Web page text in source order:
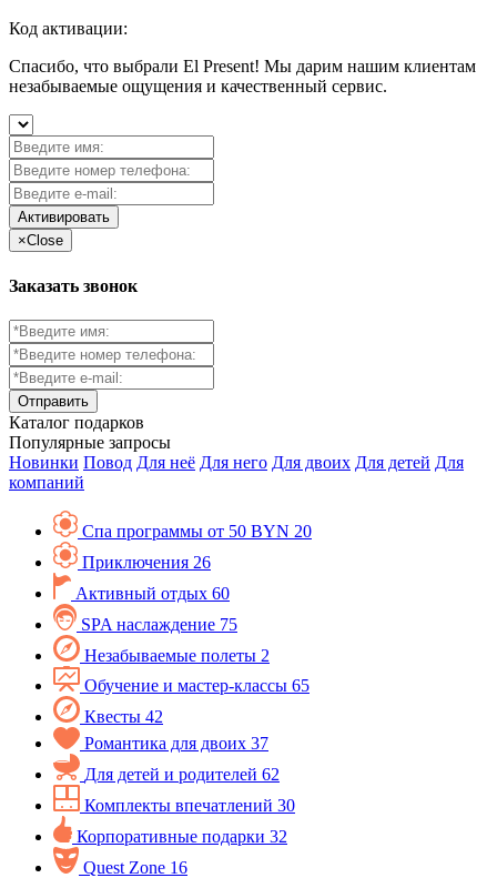
Код активации:
Спасибо, что выбрали El Present! Мы дарим нашим клиентам
незабываемые ощущения и качественный сервис.
Активировать
×Close
Заказать звонок
Каталог подарков
Популярные запросы
Новинки Повод Для неё Для него Для двоих Для детей Для
компаний
Спа программы от 50 BYN 20
Приключения 26
Активный отдых 60
SPA наслаждение 75
Незабываемые полеты 2
Обучение и мастер-классы 65
Квесты 42
Романтика для двоих 37
Для детей и родителей 62
Комплекты впечатлений 30
Корпоративные подарки 32
Quest Zone 16